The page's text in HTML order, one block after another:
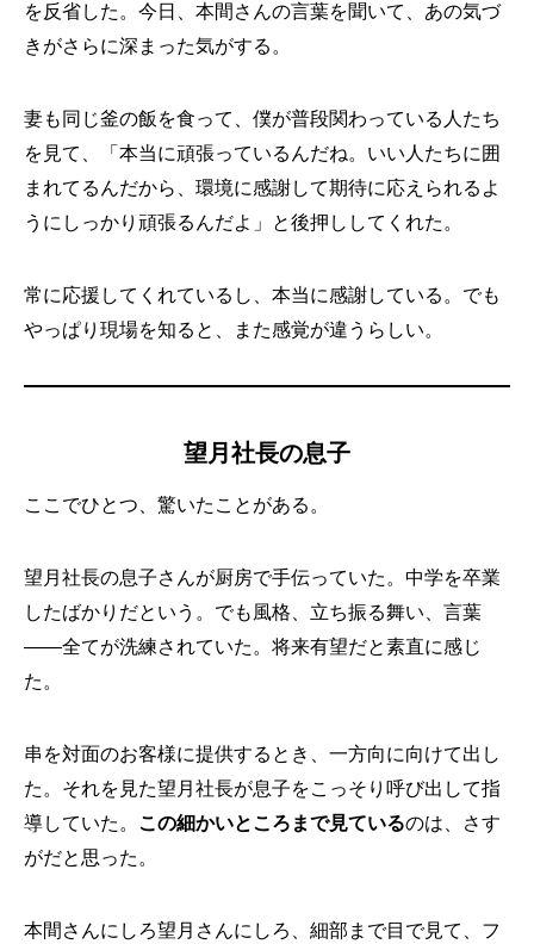
を反省した。今日、本間さんの言葉を聞いて、あの気づ
きがさらに深まった気がする。
妻も同じ釜の飯を食って、僕が普段関わっている人たち
を見て、「本当に頑張っているんだね。いい人たちに囲
まれてるんだから、環境に感謝して期待に応えられるよ
うにしっかり頑張るんだよ」と後押ししてくれた。
常に応援してくれているし、本当に感謝している。でも
やっぱり現場を知ると、また感覚が違うらしい。
望月社長の息子
ここでひとつ、驚いたことがある。
望月社長の息子さんが厨房で手伝っていた。中学を卒業
したばかりだという。でも風格、立ち振る舞い、言葉
——全てが洗練されていた。将来有望だと素直に感じ
た。
串を対面のお客様に提供するとき、一方向に向けて出し
た。それを見た望月社長が息子をこっそり呼び出して指
導していた。 この細かいところまで見ているのは、さす
がだと思った。
本間さんにしろ望月さんにしろ、細部まで目で見て、フ